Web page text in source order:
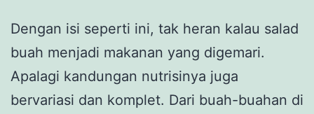
Dengan isi seperti ini, tak heran kalau salad
buah menjadi makanan yang digemari.
Apalagi kandungan nutrisinya juga
bervariasi dan komplet. Dari buah-buahan di